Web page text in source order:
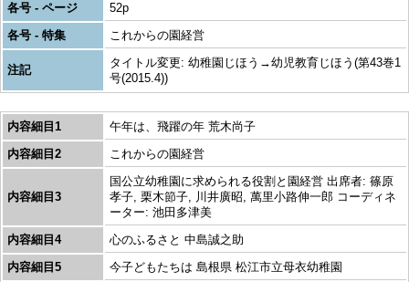
各号 - ページ
52p
各号 - 特集
これからの園経営
注記
タイトル変更: 幼稚園じほう→幼児教育じほう(第43巻1
号(2015.4))
内容細目1
午年は、飛躍の年 荒木尚子
内容細目2
これからの園経営
内容細目3
国公立幼稚園に求められる役割と園経営 出席者: 篠原
孝子, 栗木節子, 川井廣昭, 萬里小路伸一郎 コーディネ
ーター: 池田多津美
内容細目4
心のふるさと 中島誠之助
内容細目5
今子どもたちは 島根県 松江市立母衣幼稚園